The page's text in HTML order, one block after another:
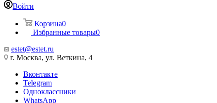
Войти
Корзина0
Избранные товары0
estet@estet.ru
г. Москва, ул. Веткина, 4
Вконтакте
Telegram
Одноклассники
WhatsApp